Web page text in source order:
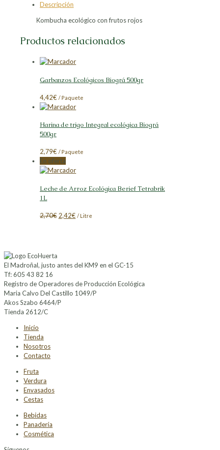
Facebook
LinkedIn
PinterestDescripción
Kombucha ecológico con frutos rojos
Productos relacionados
Garbanzos Ecológicos Biográ 500gr
4,42€ / Paquete
Harina de trigo Integral ecológica Biográ
500gr
2,79€ / Paquete
En oferta
Leche de Arroz Ecológica Berief Tetrabrik
1L
2,70€ El
2,42€El/ Litre
El Madroñal, justo antes del KM9 en el GC-15
Tf: 605 43 82 16
Registro de Operadores de Producción Ecológica
Maria Calvo Del Castillo 1049/P
Akos Szabo 6464/P
Tienda 2612/C
Inicio
Tienda
Nosotros
Contacto
Fruta
Verdura
Envasados
Cestas
Bebidas
Panadería
Cosmética